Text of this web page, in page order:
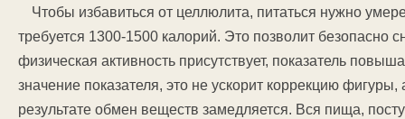
Чтобы избавиться от целлюлита, питаться нужно
требуется 1300-1500 калорий. Это позволит безопасно
физическая активность присутствует, показатель
значение показателя, это не ускорит коррекцию
результате обмен веществ замедляется. Вся пища,